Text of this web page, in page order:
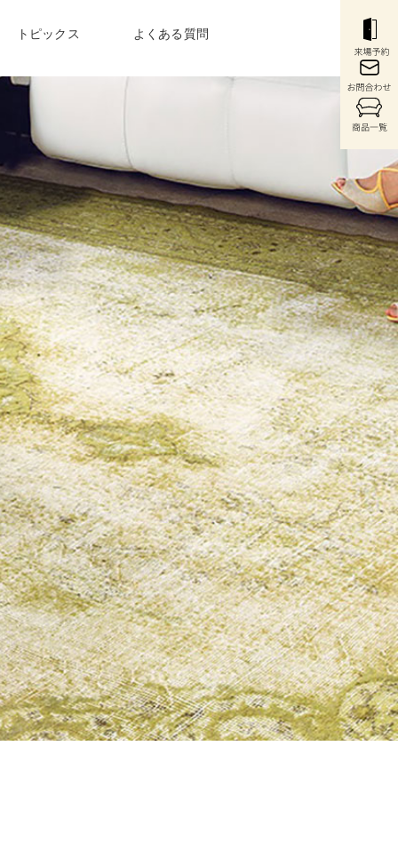
〉 購入前から購入後まで
充実のサービス
コンソール 〉ウォールシステム
トピックス
最新のお役立ち情報
よくある質問